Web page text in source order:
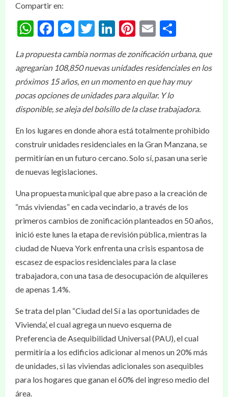
Compartir en:
WhatsApp
Facebook
Messenger
Twitter
LinkedIn
Pinterest
Email
La propuesta cambia normas de zonificación urbana, que
agregarían 108,850 nuevas unidades residenciales en los
próximos 15 años, en un momento en que hay muy
pocas opciones de unidades para alquilar. Y lo
disponible, se aleja del bolsillo de la clase trabajadora.
En los lugares en donde ahora está totalmente prohibido
construir unidades residenciales en la Gran Manzana, se
permitirían en un futuro cercano. Solo sí, pasan una serie
de nuevas legislaciones.
Una propuesta municipal que abre paso a la creación de
“más viviendas” en cada vecindario, a través de los
primeros cambios de zonificación planteados en 50 años,
inició este lunes la etapa de revisión pública, mientras la
ciudad de Nueva York enfrenta una crisis espantosa de
escasez de espacios residenciales para la clase
trabajadora, con una tasa de desocupación de alquileres
de apenas 1.4%.
Se trata del plan “Ciudad del Sí a las oportunidades de
Vivienda’, el cual agrega un nuevo esquema de
Preferencia de Asequibilidad Universal (PAU), el cual
permitiría a los edificios adicionar al menos un 20% más
de unidades, si las viviendas adicionales son asequibles
para los hogares que ganan el 60% del ingreso medio del
área.